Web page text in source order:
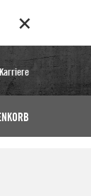
Karriere